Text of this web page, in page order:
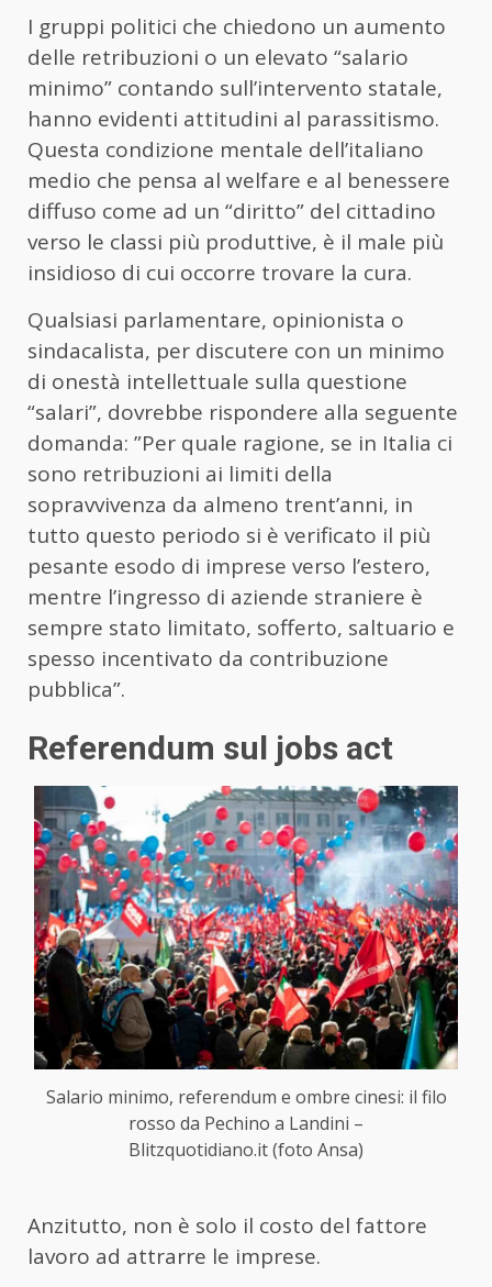
I gruppi politici che chiedono un aumento
delle retribuzioni o un elevato “salario
minimo” contando sull’intervento statale,
hanno evidenti attitudini al parassitismo.
Questa condizione mentale dell’italiano
medio che pensa al welfare e al benessere
diffuso come ad un “diritto” del cittadino
verso le classi più produttive, è il male più
insidioso di cui occorre trovare la cura.
Qualsiasi parlamentare, opinionista o
sindacalista, per discutere con un minimo
di onestà intellettuale sulla questione
“salari”, dovrebbe rispondere alla seguente
domanda: ”Per quale ragione, se in Italia ci
sono retribuzioni ai limiti della
sopravvivenza da almeno trent’anni, in
tutto questo periodo si è verificato il più
pesante esodo di imprese verso l’estero,
mentre l’ingresso di aziende straniere è
sempre stato limitato, sofferto, saltuario e
spesso incentivato da contribuzione
pubblica”.
Referendum sul jobs act
Salario minimo, referendum e ombre cinesi: il filo
rosso da Pechino a Landini –
Blitzquotidiano.it (foto Ansa)
Anzitutto, non è solo il costo del fattore
lavoro ad attrarre le imprese.